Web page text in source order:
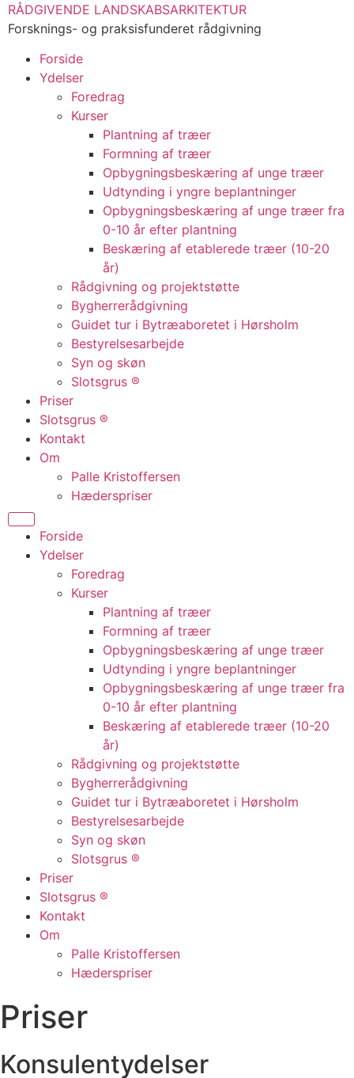
RÅDGIVENDE LANDSKABSARKITEKTUR
Forsknings- og praksisfunderet rådgivning
Forside
Ydelser
Foredrag
Kurser
Plantning af træer
Formning af træer
Opbygningsbeskæring af unge træer
Udtynding i yngre beplantninger
Opbygningsbeskæring af unge træer fra
0-10 år efter plantning
Beskæring af etablerede træer (10-20
år)
Rådgivning og projektstøtte
Bygherrerådgivning
Guidet tur i Bytræaboretet i Hørsholm
Bestyrelsesarbejde
Syn og skøn
Slotsgrus ®
Priser
Slotsgrus ®
Kontakt
Om
Palle Kristoffersen
Hæderspriser
Forside
Ydelser
Foredrag
Kurser
Plantning af træer
Formning af træer
Opbygningsbeskæring af unge træer
Udtynding i yngre beplantninger
Opbygningsbeskæring af unge træer fra
0-10 år efter plantning
Beskæring af etablerede træer (10-20
år)
Rådgivning og projektstøtte
Bygherrerådgivning
Guidet tur i Bytræaboretet i Hørsholm
Bestyrelsesarbejde
Syn og skøn
Slotsgrus ®
Priser
Slotsgrus ®
Kontakt
Om
Palle Kristoffersen
Hæderspriser
Priser
Konsulentydelser